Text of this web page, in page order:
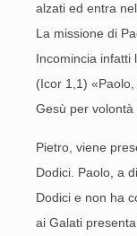
alzati ed entra
La missione di
Incomincia infatti
(Icor 1,1)
Gesù per volontà
Pietro, viene
Dodici. Paolo, a
Dodici e non ha
ai Galati